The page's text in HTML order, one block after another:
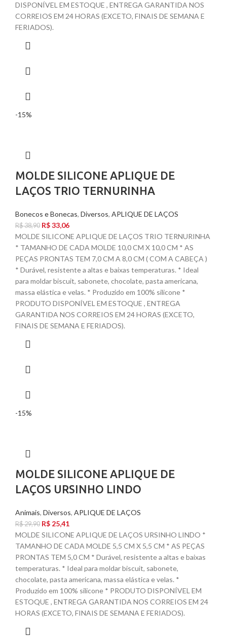
DISPONÍVEL EM ESTOQUE , ENTREGA GARANTIDA NOS
CORREIOS EM 24 HORAS (EXCETO, FINAIS DE SEMANA E
FERIADOS).
-15%
MOLDE SILICONE APLIQUE DE
LAÇOS TRIO TERNURINHA
Bonecos e Bonecas, Diversos, APLIQUE DE LAÇOS
R$38,90 R$33,06
MOLDE SILICONE APLIQUE DE LAÇOS TRIO TERNURINHA
* TAMANHO DE CADA MOLDE 10,0 CM X 10,0 CM * AS
PEÇAS PRONTAS TEM 7,0 CM A 8,0 CM ( COM A CABEÇA )
* Durável, resistente a altas e baixas temperaturas. * Ideal
para moldar biscuit, sabonete, chocolate, pasta americana,
massa elástica e velas. * Produzido em 100% silicone *
PRODUTO DISPONÍVEL EM ESTOQUE , ENTREGA
GARANTIDA NOS CORREIOS EM 24 HORAS (EXCETO,
FINAIS DE SEMANA E FERIADOS).
-15%
MOLDE SILICONE APLIQUE DE
LAÇOS URSINHO LINDO
Animais, Diversos, APLIQUE DE LAÇOS
R$29,90 R$ 25,41
MOLDE SILICONE APLIQUE DE LAÇOS URSINHO LINDO *
TAMANHO DE CADA MOLDE 5,5 CM X 5,5 CM * AS PEÇAS
PRONTAS TEM 5,0 CM * Durável, resistente a altas e baixas
temperaturas. * Ideal para moldar biscuit, sabonete,
chocolate, pasta americana, massa elástica e velas. *
Produzido em 100% silicone * PRODUTO DISPONÍVEL EM
ESTOQUE , ENTREGA GARANTIDA NOS CORREIOS EM 24
HORAS (EXCETO, FINAIS DE SEMANA E FERIADOS).